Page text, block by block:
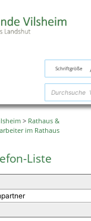
Schriftgröße
> Rathaus &
im Rathaus
Liste